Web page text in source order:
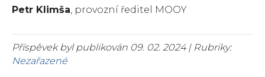
Petr Klimša, provozní ředitel MOOY
Příspěvek byl publikován 09. 02. 2024 | Rubriky:
Nezařazené